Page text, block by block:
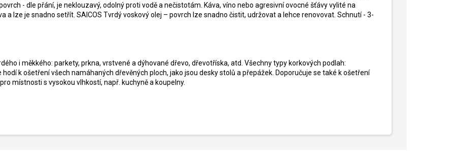
- dle přání, je neklouzavý, odolný proti vodě a nečistotám. Káva, víno nebo agresivní ovocné šťávy vylité na
a lze je snadno setřít. SAICOS Tvrdý voskový olej – povrch lze snadno čistit, udržovat a lehce renovovat. Schnutí - 3-
i měkkého: parkety, prkna, vrstvené a dýhované dřevo, dřevotříska, atd. Všechny typy korkových podlah:
k ošetření všech namáhaných dřevěných ploch, jako jsou desky stolů a přepážek. Doporučuje se také k ošetření
místnosti s vysokou vlhkostí, např. kuchyně a koupelny.